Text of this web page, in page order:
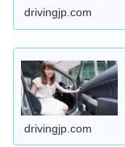
drivingjp.com
drivingjp.com